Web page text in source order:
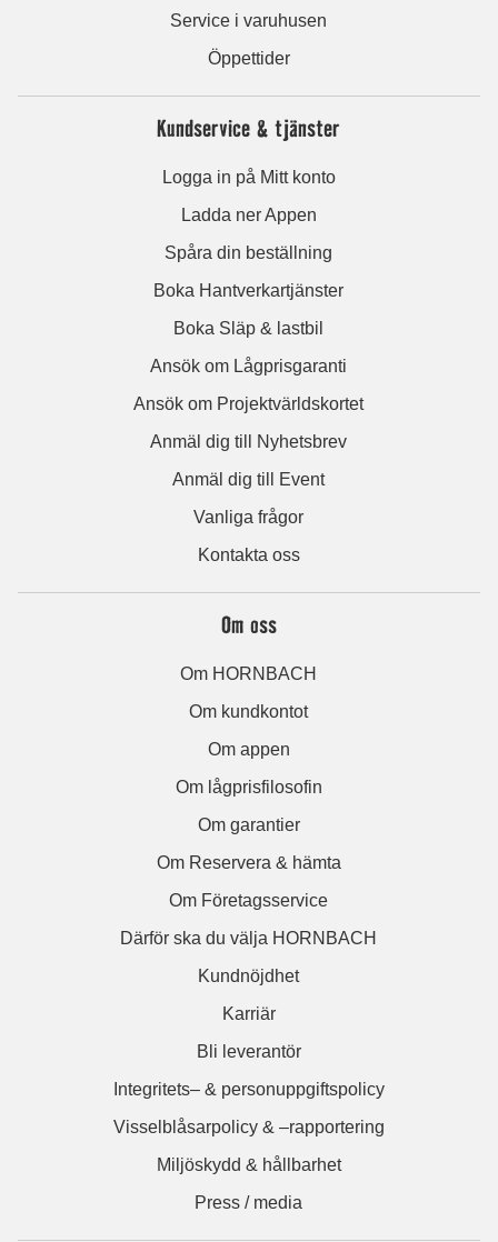
Service i varuhusen
Öppettider
Kundservice & tjänster
Logga in på Mitt konto
Ladda ner Appen
Spåra din beställning
Boka Hantverkartjänster
Boka Släp & lastbil
Ansök om Lågprisgaranti
Ansök om Projektvärldskortet
Anmäl dig till Nyhetsbrev
Anmäl dig till Event
Vanliga frågor
Kontakta oss
Om oss
Om HORNBACH
Om kundkontot
Om appen
Om lågprisfilosofin
Om garantier
Om Reservera & hämta
Om Företagsservice
Därför ska du välja HORNBACH
Kundnöjdhet
Karriär
Bli leverantör
Integritets– & personuppgiftspolicy
Visselblåsarpolicy & –rapportering
Miljöskydd & hållbarhet
Press / media